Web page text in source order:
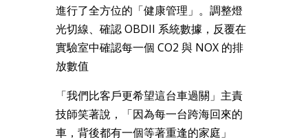
進行了全方位的「健康管理」。調整燈
光切線、確認 OBDII 系統數據，反覆在
實驗室中確認每一個 CO2 與 NOX的排
放數值
「我們比客戶更希望這台車過關」主責
技師笑著說，「因為每一台跨海回來的
車，背後都有一個等著重逢的家庭」